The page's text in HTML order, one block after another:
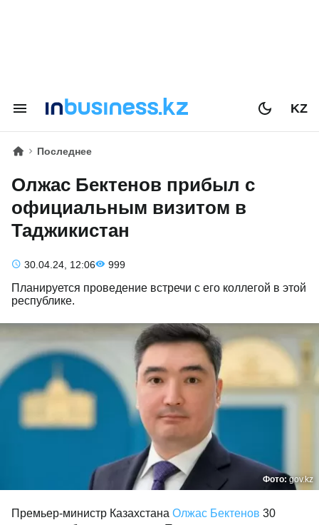
KZ
Последнее
Олжас Бектенов прибыл с
официальным визитом в
Таджикистан
30.04.24, 12:06 999
Планируется проведение встречи с его коллегой в этой
республике.
Фото: gov.kz
Премьер-министр Казахстана Олжас Бектенов 30